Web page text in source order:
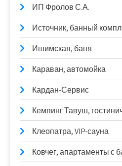
ИП Фролов С.А.
Источник, банный
Ишимская, баня
Караван, автомойка
Кардан-Сервис
Кемпинг Тавуш,
Клеопатра, VIP-сауна
Ковчег, апартаменты с